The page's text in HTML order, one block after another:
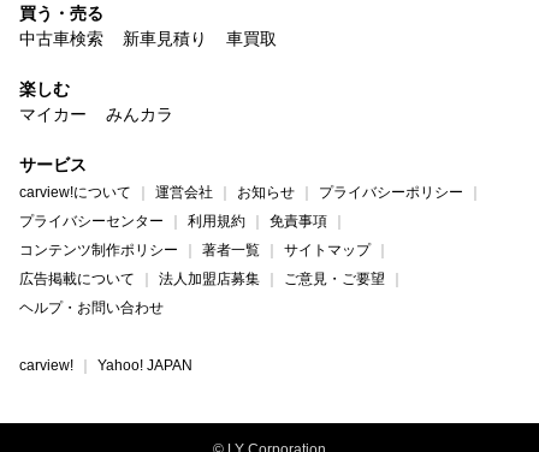
買う・売る
中古車検索
新車見積り 車買取
楽しむ
マイカー
みんカラ
サービス
carview!について 運営会社 お知らせ
プライバシーポリシー
プライバシーセンター
利用規約
免責事項
コンテンツ制作ポリシー
著者一覧
サイトマップ
広告掲載について
法人加盟店募集
ご意見・ご要望
ヘルプ・お問い合わせ
carview! Yahoo! JAPAN